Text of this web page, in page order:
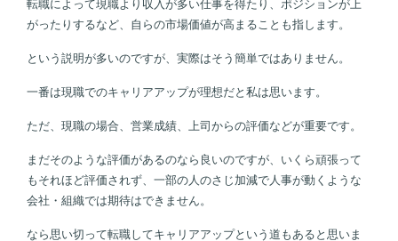
転職によって現職より収入が多い仕事を得たり、ポジションが上
がったりするなど、自らの市場価値が高まることも指します。
という説明が多いのですが、実際はそう簡単ではありません。
一番は現職でのキャリアアップが理想だと私は思います。
ただ、現職の場合、営業成績、上司からの評価などが重要です。
まだそのような評価があるのなら良いのですが、いくら頑張って
もそれほど評価されず、一部の人のさじ加減で人事が動くような
会社・組織では期待はできません。
なら思い切って転職してキャリアアップという道もあると思いま